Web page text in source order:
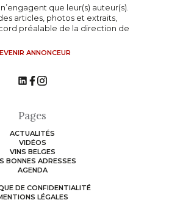
que leur(s) auteur(s).
articles, photos et extraits,
préalable de la direction de
ANNONCEUR
Pages
ACTUALITÉS
VIDÉOS
VINS BELGES
BONNES ADRESSES
AGENDA
DE CONFIDENTIALITÉ
LÉGALES